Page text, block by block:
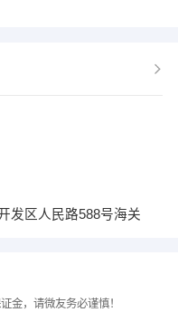
发区人民路588号海关
金，请微友务必谨慎！